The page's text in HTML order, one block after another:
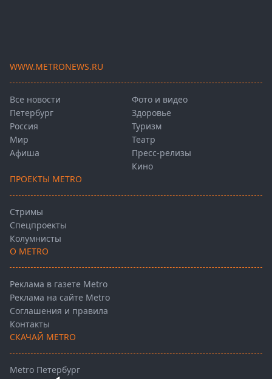
WWW.METRONEWS.RU
Все новости
Петербург
Россия
Мир
Афиша
Фото и видео
Здоровье
Туризм
Театр
Пресс-релизы
Кино
ПРОЕКТЫ METRO
Стримы
Спецпроекты
Колумнисты
О METRO
Реклама в газете Metro
Реклама на сайте Metro
Соглашения и правила
Контакты
СКАЧАЙ METRO
Metro Петербург